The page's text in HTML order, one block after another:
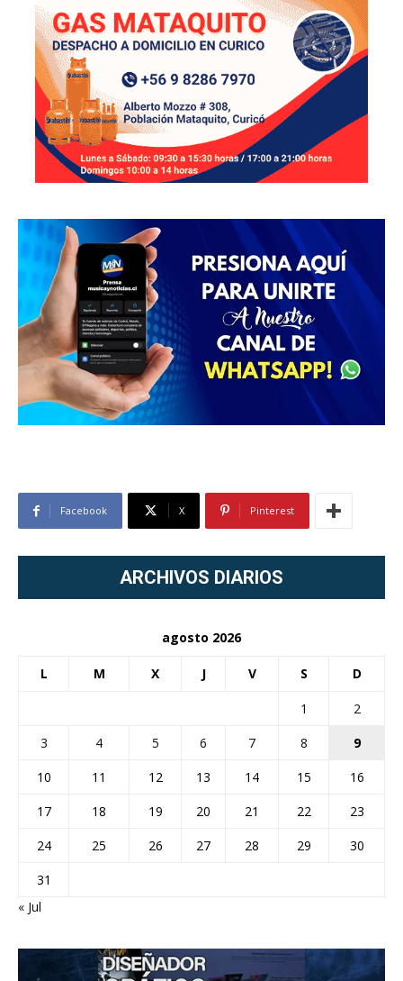
Facebook X Pinterest
ARCHIVOS DIARIOS
agosto 2026
L M X J V S D
1
2
3
4 5 6 7 8
9
10
11 12 13 14 15
16
17
18 19 20 21 22
23
24
25 26 27 28 29
30
31
« Jul